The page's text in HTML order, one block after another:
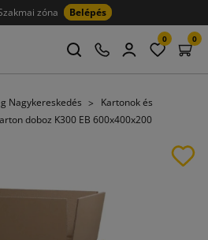
zóna Belépés
0 0
Nagykereskedés
Kartonok és
doboz K300 EB 600x400x200